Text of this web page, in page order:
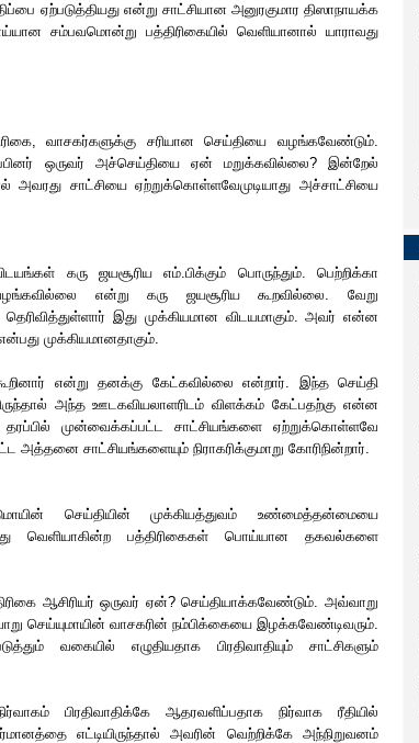
ஏற்படுத்தியது என்று சாட்சியான அனுரகுமார திஸாநாயக்க
சம்பவமொன்று பத்திரிகையில் வெளியானால் யாராவது
வாசகர்களுக்கு சரியான செய்தியை வழங்கவேண்டும்.
ஒருவர் அச்செய்தியை ஏன் மறுக்கவில்லை? இன்றேல்
சாட்சியை ஏற்றுக்கொள்ளவேமுடியாது அச்சாட்சியை
கரு ஜயசூரிய எம்.பிக்கும் பொருந்தும். பெற்றிக்கா
என்று கரு ஜயசூரிய கூறவில்லை. வேறு
தெரிவித்துள்ளார் இது முக்கியமான விடயமாகும். அவர் என்ன
முக்கியமானதாகும்.
என்று தனக்கு கேட்கவில்லை என்றார். இந்த செய்தி
அந்த ஊடகவியலாளரிடம் விளக்கம் கேட்பதற்கு என்ன
தரப்பில் முன்வைக்கப்பட்ட சாட்சியங்களை ஏற்றுக்கொள்ளவே
அத்தனை சாட்சியங்களையும் நிராகரிக்குமாறு கோரிநின்றார்.
செய்தியின் முக்கியத்துவம் உண்மைத்தன்மையை
வெளியாகின்ற பத்திரிகைகள் பொய்யான தகவல்களை
ஆசிரியர் ஒருவர் ஏன்? செய்தியாக்கவேண்டும். அவ்வாறு
செய்யுமாயின் வாசகரின் நம்பிக்கையை இழக்கவேண்டிவரும்.
வகையில் எழுதியதாக பிரதிவாதியும் சாட்சிகளும்
பிரதிவாதிக்கே ஆதரவளிப்பதாக நிர்வாக ரீதியில்
எட்டியிருந்தால் அவரின் வெற்றிக்கே அந்நிறுவனம்